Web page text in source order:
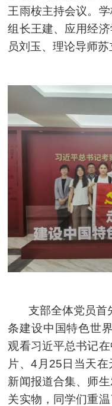
王雨桉主持会议。
组长王建、应用经
员刘玉、理论导师苏
支部全体党员首
条建设中国特色世
观看习近平总书记
片、4月25日当天在
新闻报道合集、师
关实物，同学们重